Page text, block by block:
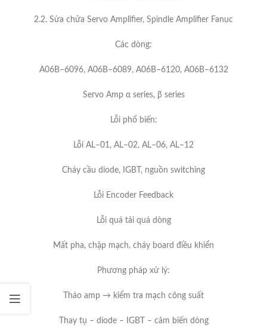
2.2. Sửa chữa Servo Amplifier, Spindle Amplifier Fanuc
Các dòng:
A06B–6096, A06B–6089, A06B–6120, A06B–6132
Servo Amp α series, β series
Lỗi phổ biến:
Lỗi AL–01, AL–02, AL–06, AL–12
Cháy cầu diode, IGBT, nguồn switching
Lỗi Encoder Feedback
Lỗi quá tải quá dòng
Mất pha, chập mạch, cháy board điều khiển
Phương pháp xử lý:
Tháo amp → kiểm tra mạch công suất
Thay tụ – diode – IGBT – cảm biến dòng